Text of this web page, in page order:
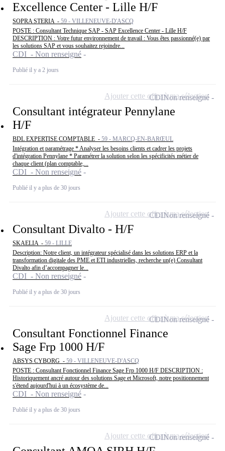
Excellence Center - Lille H/F
SOPRA STERIA - 59 - VILLENEUVE-D'ASCQ
POSTE : Consultant Technique SAP - SAP Excellence Center - Lille H/F
DESCRIPTION : Votre futur environnement de travail : Vous êtes passionné(e) par
les solutions SAP et vous souhaitez rejoindre...
CDI - Non renseigné
Publié il y a 2 jours
Consultant intégrateur Pennylane
H/F
BDL EXPERTISE COMPTABLE - 59 - MARCQ-EN-BARŒUL
Intégration et paramétrage * Analyser les besoins clients et cadrer les projets
d'intégration Pennylane * Paramétrer la solution selon les spécificités métier de
chaque client (plan comptable,...
CDI - Non renseigné
Publié il y a plus de 30 jours
CDINon renseigné
Ajouter cette offre à ma sélection
Consultant Divalto - H/F
SKAELIA - 59 - LILLE
Description: Notre client, un intégrateur spécialisé dans les solutions ERP et la
transformation digitale des PME et ETI industrielles, recherche un(e) Consultant
Divalto afin d’accompagner le...
CDI - Non renseigné
Publié il y a plus de 30 jours
CDINon renseigné
Ajouter cette offre à ma sélection
Consultant Fonctionnel Finance
Sage Frp 1000 H/F
ABSYS CYBORG - 59 - VILLENEUVE-D'ASCQ
POSTE : Consultant Fonctionnel Finance Sage Frp 1000 H/F DESCRIPTION :
Historiquement ancré autour des solutions Sage et Microsoft, notre positionnement
s'étend aujourd'hui à un écosystème de...
CDI - Non renseigné
Publié il y a plus de 30 jours
CDINon renseigné
Ajouter cette offre à ma sélection
CDINon renseigné
Ajouter cette offre à ma sélection